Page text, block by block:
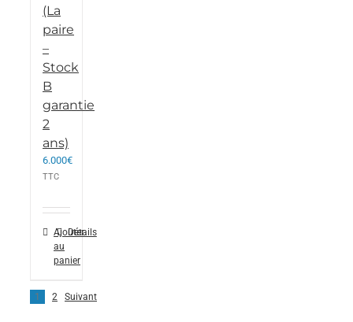
(La
paire
–
Stock
B
garantie
2
ans)
6.000€
TTC
Ajouter
au
panier
Détails
1 2 Suivant